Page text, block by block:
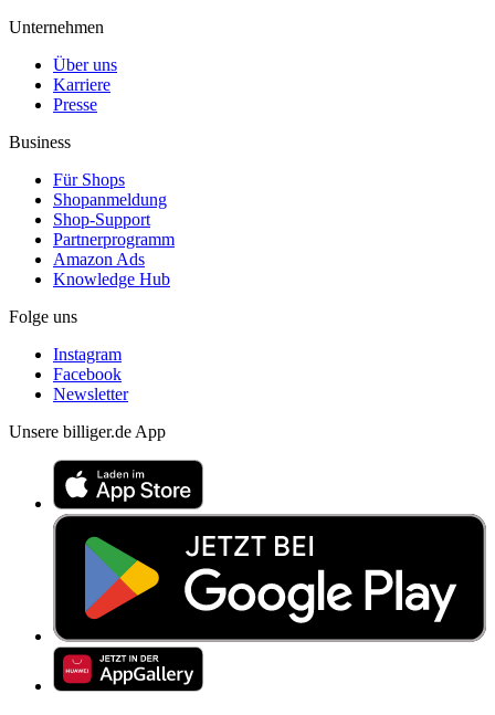
Unternehmen
Über uns
Karriere
Presse
Business
Für Shops
Shopanmeldung
Shop-Support
Partnerprogramm
Amazon Ads
Knowledge Hub
Folge uns
Instagram
Facebook
Newsletter
Unsere billiger.de App